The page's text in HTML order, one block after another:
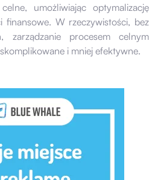
umożliwiając optymalizację
finansowe. W rzeczywistości, bez
zarządzanie procesem celnym
i mniej efektywne.